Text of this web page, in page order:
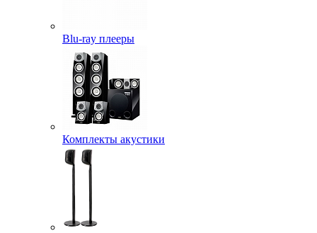
Blu-ray плееры
Комплекты акустики